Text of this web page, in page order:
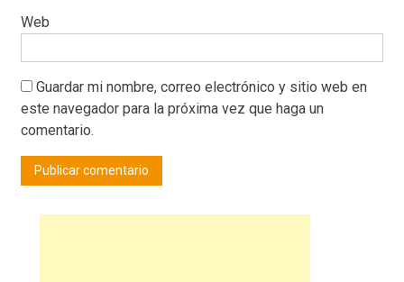
Web
Guardar mi nombre, correo electrónico y sitio web en
este navegador para la próxima vez que haga un
comentario.